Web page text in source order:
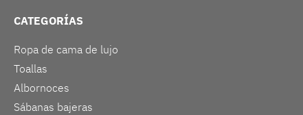
CATEGORÍAS
Ropa de cama de lujo
Toallas
Albornoces
Sábanas bajeras